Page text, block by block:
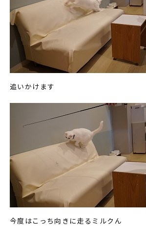
追いかけます
今度はこっち向きに走るミルクん